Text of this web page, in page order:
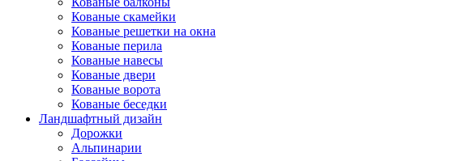
Кованые скамейки
Кованые решетки на окна
Кованые перила
Кованые навесы
Кованые двери
Кованые ворота
Кованые беседки
Ландшафтный дизайн
Дорожки
Альпинарии